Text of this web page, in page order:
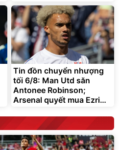
Tin đồn chuyển nhượng
tối 6/8: Man Utd săn
Antonee Robinson;
Arsenal quyết mua Ezri